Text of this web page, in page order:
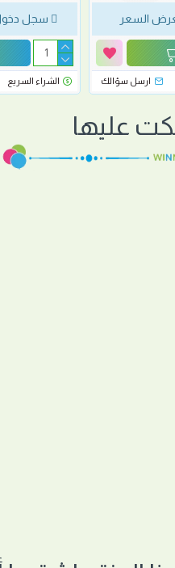
السعر
ارسل سؤالك
سجل
الشراء السريع
عليها